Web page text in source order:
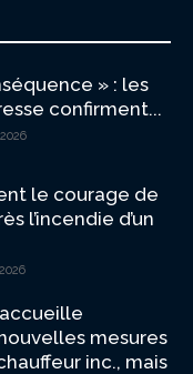
» : les
confirment...
le courage de
l’incendie d’un
mesures
inc., mais